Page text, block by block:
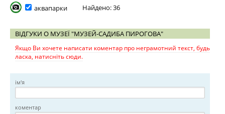
аквапарки Найдено: 36
ВІДГУКИ О МУЗЕЇ "МУЗЕЙ-САДИБА ПИРОГОВА"
Якщо Ви хочете написати коментар про неграмотний текст, будь
ласка, натисніть сюди.
ім'я
коментар